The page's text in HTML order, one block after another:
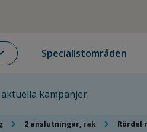
Specialistområden
kampanjer.
chevron_right 2 anslutningar, rak chevron_right Rördel